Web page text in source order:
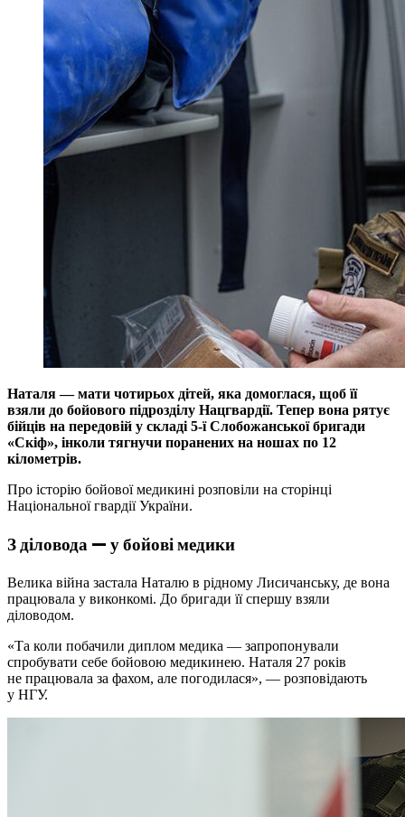
Наталя — мати чотирьох дітей, яка домоглася, щоб її
взяли до бойового підрозділу Нацгвардії. Тепер вона рятує
бійців на передовій у складі 5-ї Слобожанської бригади
«Скіф», інколи тягнучи поранених на ношах по 12
кілометрів.
Про історію бойової медикині розповіли на сторінці
Національної гвардії України.
З діловода — у бойові медики
Велика війна застала Наталю в рідному Лисичанську, де вона
працювала у виконкомі. До бригади її спершу взяли
діловодом.
«Та коли побачили диплом медика — запропонували
спробувати себе бойовою медикинею. Наталя 27 років
не працювала за фахом, але погодилася», — розповідають
у НГУ.